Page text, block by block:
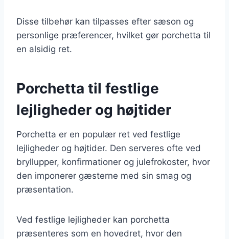
Disse tilbehør kan tilpasses efter sæson og
personlige præferencer, hvilket gør porchetta til
en alsidig ret.
Porchetta til festlige
lejligheder og højtider
Porchetta er en populær ret ved festlige
lejligheder og højtider. Den serveres ofte ved
bryllupper, konfirmationer og julefrokoster, hvor
den imponerer gæsterne med sin smag og
præsentation.
Ved festlige lejligheder kan porchetta
præsenteres som en hovedret, hvor den